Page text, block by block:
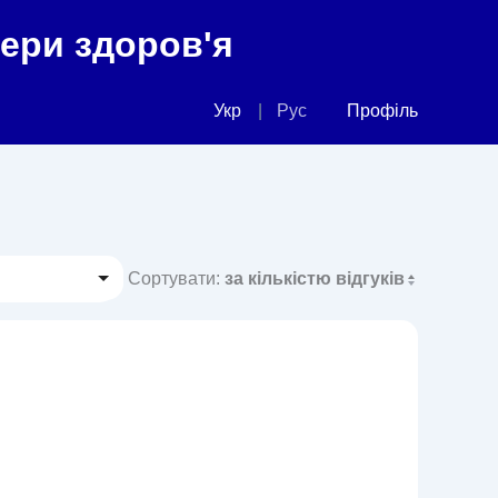
здоров'я
Укр Рус Профіль
Сортувати: за кількістю відгуків